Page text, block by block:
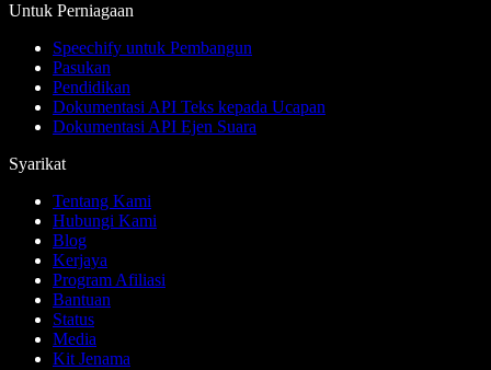
Untuk Perniagaan
Speechify untuk Pembangun
Pasukan
Pendidikan
Dokumentasi API Teks kepada Ucapan
Dokumentasi API Ejen Suara
Syarikat
Tentang Kami
Hubungi Kami
Blog
Kerjaya
Program Afiliasi
Bantuan
Status
Media
Kit Jenama